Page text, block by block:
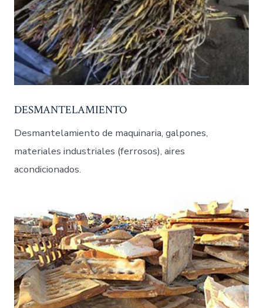
DESMANTELAMIENTO
Desmantelamiento de maquinaria, galpones,
materiales industriales (ferrosos), aires
acondicionados.